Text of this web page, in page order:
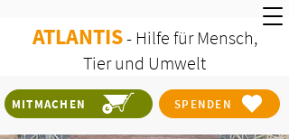
ATLANTIS- Hilfe für Mensch,
Tier und Umwelt
MITMACHEN SPENDEN